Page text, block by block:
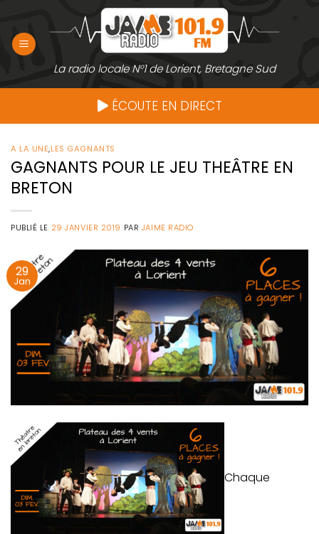
contenu
La radio locale N°1 de Lorient, Bretagne Sud
ÉCOUTE EN DIRECT
A LA UNE,LES GAGNANTS
GAGNANTS POUR LE JEU THEÂTRE EN
BRETON
PUBLIÉ LE 29 JANVIER 2019 PAR JAIME RADIO
29
Jan
Chaque